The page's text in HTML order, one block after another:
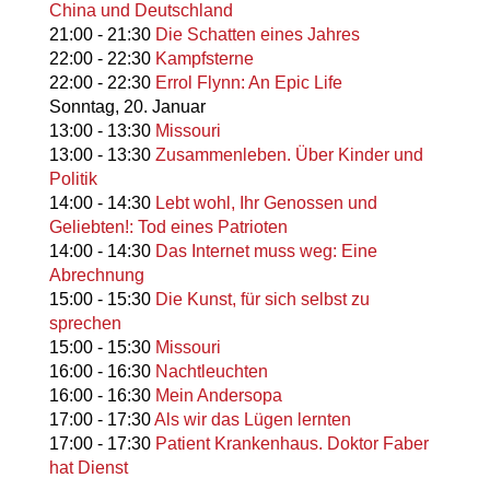
China und Deutschland
21:00- 21:30 Die Schatten eines Jahres
22:00- 22:30 Kampfsterne
22:00- 22:30 Errol Flynn: An Epic Life
Sonntag, 20. Januar
13:00- 13:30 Missouri
13:00- 13:30 Zusammenleben. Über Kinder und
Politik
14:00- 14:30 Lebt wohl, Ihr Genossen und
Geliebten!: Tod eines Patrioten
14:00- 14:30 Das Internet muss weg: Eine
Abrechnung
15:00- 15:30 Die Kunst, für sich selbst zu
sprechen
15:00- 15:30 Missouri
16:00- 16:30 Nachtleuchten
16:00- 16:30 Mein Andersopa
17:00- 17:30Als wir das Lügen lernten
17:00- 17:30 Patient Krankenhaus. Doktor Faber
hat Dienst